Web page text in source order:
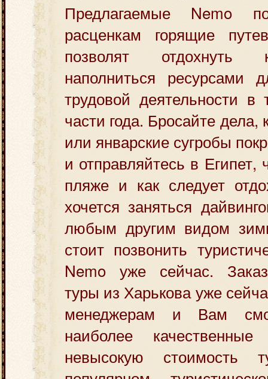
Предлагаемые Nemo
расценкам горящие
позволят отдохнуть
наполниться ресурсами
трудовой деятельности в
части года. Бросайте дела,
или январские сугробы
и отправляйтесь в Египет,
пляже и как следует
хочется заняться
любым другим видом
стоит позвонить
Nemo уже сейчас.
туры из Харькова уже
менеджерам и Вам
наиболее
невысокую